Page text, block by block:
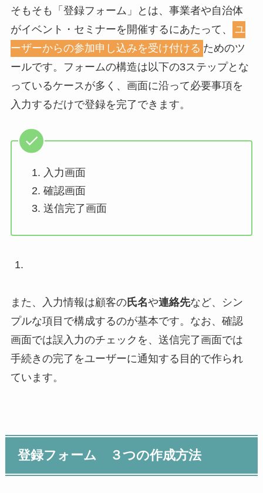
そもそも「登録フォーム」とは、事業者や自治体
がイベント・セミナーを開催するにあたって、
ユ
ーザーからの参加申し込みを受け付ける ためのツ
ールです。フォームの構造は以下の3ステップとな
っているケースが多く、画面に沿って必要事項を
入力するだけで登録を完了できます。
入力画面
確認画面
送信完了画面
また、入力情報は顧客の氏名や連絡先など、シン
プルな項目で構成するのが基本です。なお、確認
画面では誤入力のチェックを、送信完了画面では
手続きの完了をユーザーに通知する目的で作られ
ています。
登録フォーム ３つの作成方法